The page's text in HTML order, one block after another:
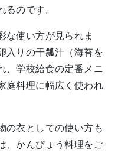
のです。
な使い方が見られま
入りの干瓢汁（海苔を
、学校給食の定番メニ
庭料理に幅広く使われ
の衣としての使い方も
、かんぴょう料理をご